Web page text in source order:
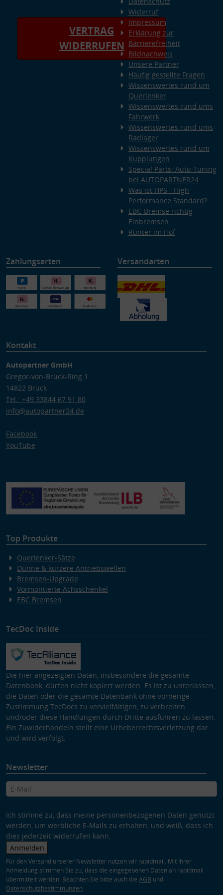
VERTRAG
WIDERRUFEN
Widerruf
Impressum
Erklärung zur
Barrierefreiheit
Bildnachweis
Unsere Partner
Häufig gestellte Fragen
Wissenswertes rund um
Querlenker
Wissenswertes rund ums
Fahrwerk
Wissenswertes rund ums
Radlager
Wissenswertes rund um
Kupplungen
Special Parts: Auto-Tuning
bei AUTOPARTNER24
Was ist HPS - High
Performance Standard?
EBC-Bremse richtig
Einbremsen
Runter im Hof
Zahlungsarten Versandarten
Kontakt
Autopartner GmbH
Gregor-von-Brück-Ring 1
14822 Brück
Tel.: +49 33844 67 91 80
info@autopartner24.de
Facebook
YouTube
Top Produkte
Querlenker-Sätze
Dünne & kürzere Antriebswellen
Bremsen-Upgrade
Vormontierte Achsschenkel
EBC Bremsen
TecDoc Inside
Die hier angezeigten Daten, insbesondere die gesamte
Datenbank, dürfen nicht kopiert werden. Es ist zu unterlassen,
die Daten oder die gesamte Datenbank ohne vorherige
Zustimmung TecDocs zu vervielfältigen, zu verbreiten
und/oder diese Handlungen durch Dritte ausführen zu lassen.
Ein Zuwiderhandeln stellt eine Urheberrechtsverletzung dar
und wird verfolgt.
Newsletter
Ich stimme zu, dass meine personenbezogenen Daten genutzt
werden, um werbliche E-Mails zu erhalten, und weiß, dass ich
dies jederzeit widerrufen kann.
Anmelden
Für den Versand unserer Newsletter nutzen wir rapidmail. Mit Ihrer
Anmeldung stimmen Sie zu, dass die eingegebenen Daten an rapidmail
übermittelt werden. Beachten Sie bitte auch die AGB und
Datenschutzbestimmungen.